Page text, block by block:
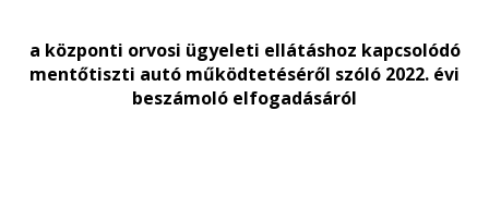
a központi orvosi ügyeleti ellátáshoz kapcsolódó
mentőtiszti autó működtetéséről szóló 2022. évi
beszámoló elfogadásáról